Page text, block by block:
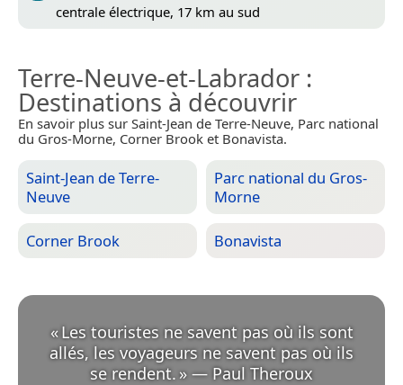
centrale électrique, 17 km au sud
Terre-Neuve-et-Labrador :
Destinations à découvrir
En savoir plus sur Saint-Jean de Terre-Neuve, Parc national
du Gros-Morne, Corner Brook et Bonavista.
Saint-Jean de Terre-
Neuve
Parc national du Gros-
Morne
Corner Brook Bonavista
«Les touristes ne savent pas où ils sont
allés, les voyageurs ne savent pas où ils
se rendent. » — Paul Theroux